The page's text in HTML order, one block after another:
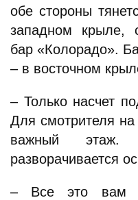
обе стороны
западном крыле,
бар «Колорадо».
– в восточном
– Только насчет
Для смотрителя
важный этаж.
разворачивается
– Все это вам